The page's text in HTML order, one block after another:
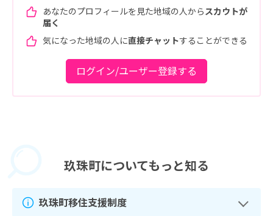
あなたのプロフィールを見た地域の人から スカウトが
届く
気になった地域の人に直接チャットすることができる
ログイン/ユーザー登録する
玖珠町についてもっと知る
玖珠町移住支援制度